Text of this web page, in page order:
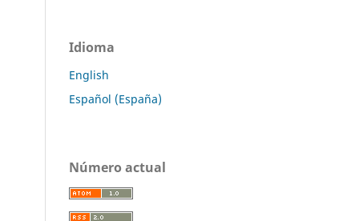
Idioma
English
Español (España)
Número actual